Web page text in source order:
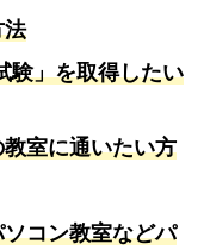
法
験」を取得したい
室に通いたい方
コン教室などパ